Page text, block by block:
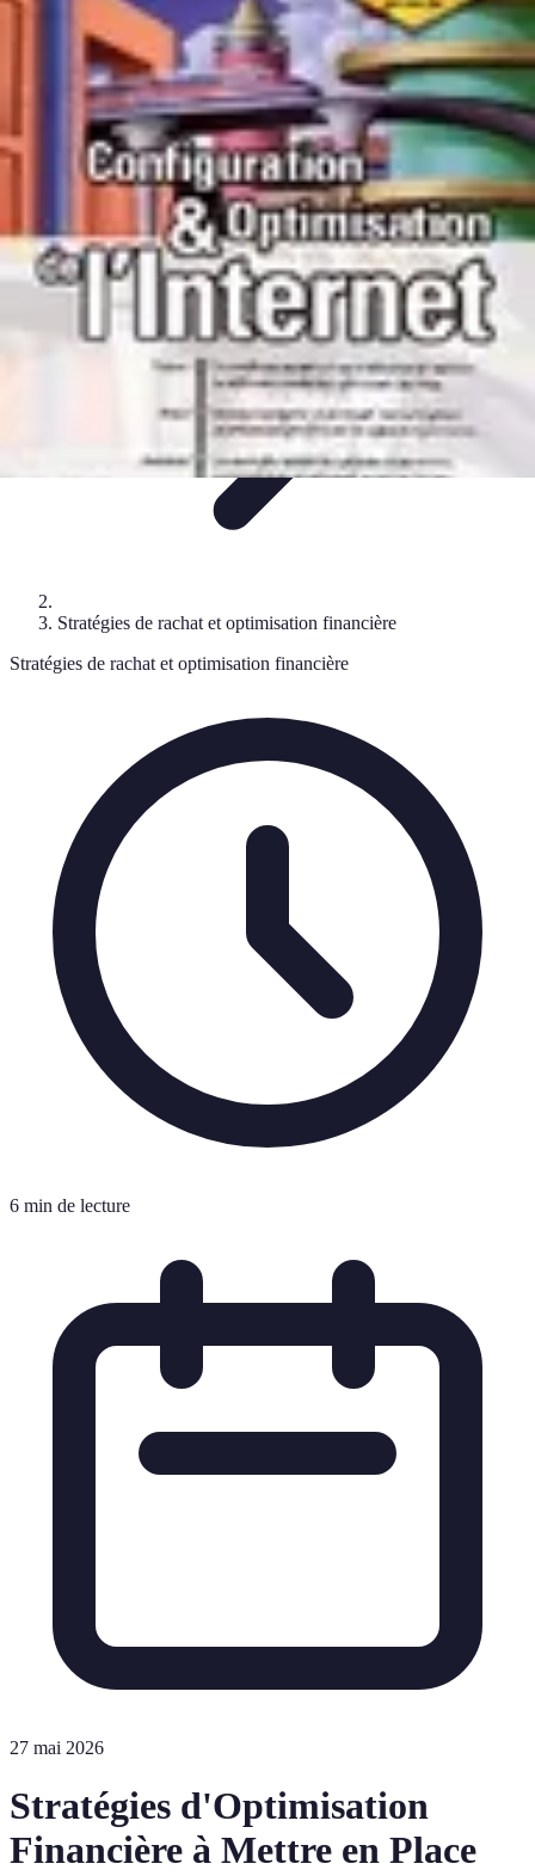
Solution Rachat
Projet immobilier
Problèmes
Comparatifs TendancesOptimisation financière
Solution Rachat
Stratégies de rachat et optimisation financière
Stratégies de rachat et optimisation financière
6 min de lecture
27 mai 2026
Stratégies d'Optimisation
Financière à Mettre en Place